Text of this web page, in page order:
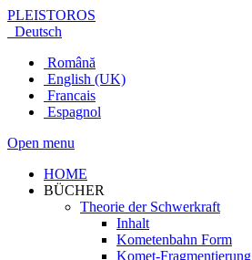
PLEISTOROS
Deutsch
Română
English (UK)
Francais
Espagnol
Open menu
HOME
BÜCHER
Theorie der Schwerkraft
Inhalt
Kometenbahn Form
Komet-Fragmentierung